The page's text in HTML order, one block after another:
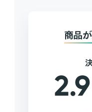
商品
2.9